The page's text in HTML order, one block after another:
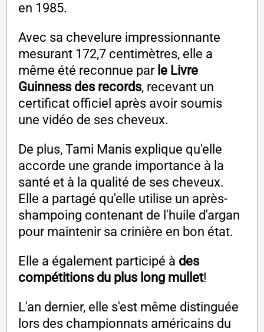
en 1985.
Avec sa chevelure impressionnante
mesurant 172,7 centimètres, elle a
même été reconnue par le Livre
Guinness des records, recevant un
certificat officiel après avoir soumis
une vidéo de ses cheveux.
De plus, Tami Manis explique qu'elle
accorde une grande importance à la
santé et à la qualité de ses cheveux.
Elle a partagé qu'elle utilise un après-
shampoing contenant de l'huile d'argan
pour maintenir sa crinière en bon état.
Elle a également participé à des
compétitions du plus long mullet!
L'an dernier, elle s'est même distinguée
lors des championnats américains du